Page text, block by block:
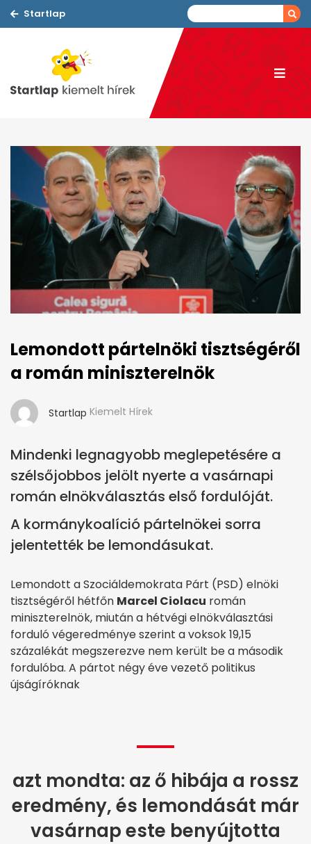
Startlap
Lemondott pártelnöki tisztségéről
a román miniszterelnök
Startlap Kiemelt Hírek
Mindenki legnagyobb meglepetésére a
szélsőjobbos jelölt nyerte a vasárnapi
román elnökválasztás első fordulóját.
A kormánykoalíció pártelnökei sorra
jelentették be lemondásukat.
Lemondott a Szociáldemokrata Párt (PSD) elnöki
tisztségéről hétfőn Marcel Ciolacu román
miniszterelnök, miután a hétvégi elnökválasztási
forduló végeredménye szerint a voksok 19,15
százalékát megszerezve nem került be a második
fordulóba. A pártot négy éve vezető politikus
újságíróknak
azt mondta: az ő hibája a rossz
eredmény, és lemondását már
vasárnap este benyújtotta